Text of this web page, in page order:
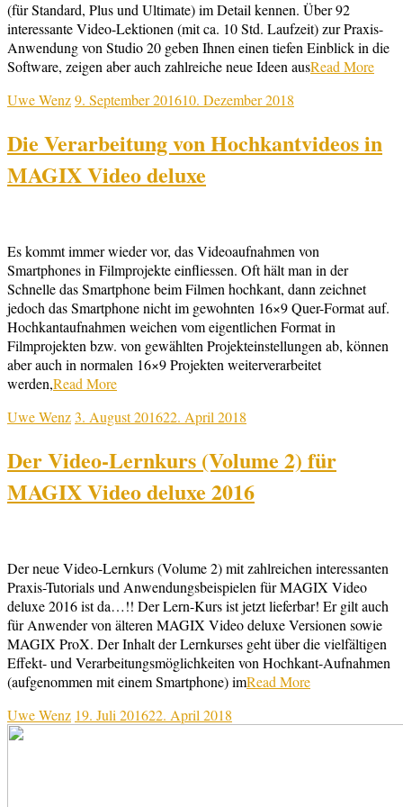
(für Standard, Plus und Ultimate) im Detail kennen. Über 92
interessante Video-Lektionen (mit ca. 10 Std. Laufzeit) zur Praxis-
Anwendung von Studio 20 geben Ihnen einen tiefen Einblick in die
Software, zeigen aber auch zahlreiche neue Ideen ausRead More
Uwe Wenz9. September 201610. Dezember 2018
Die Verarbeitung von Hochkantvideos in
MAGIX Video deluxe
Es kommt immer wieder vor, das Videoaufnahmen von
Smartphones in Filmprojekte einfliessen. Oft hält man in der
Schnelle das Smartphone beim Filmen hochkant, dann zeichnet
jedoch das Smartphone nicht im gewohnten 16×9 Quer-Format auf.
Hochkantaufnahmen weichen vom eigentlichen Format in
Filmprojekten bzw. von gewählten Projekteinstellungen ab, können
aber auch in normalen 16×9 Projekten weiterverarbeitet
werden,Read More
Uwe Wenz3. August 201622. April 2018
Der Video-Lernkurs (Volume 2) für
MAGIX Video deluxe 2016
Der neue Video-Lernkurs (Volume 2) mit zahlreichen interessanten
Praxis-Tutorials und Anwendungsbeispielen für MAGIX Video
deluxe 2016 ist da…!! Der Lern-Kurs ist jetzt lieferbar! Er gilt auch
für Anwender von älteren MAGIX Video deluxe Versionen sowie
MAGIX ProX. Der Inhalt der Lernkurses geht über die vielfältigen
Effekt- und Verarbeitungsmöglichkeiten von Hochkant-Aufnahmen
(aufgenommen mit einem Smartphone) imRead More
Uwe Wenz 19. Juli 201622. April 2018